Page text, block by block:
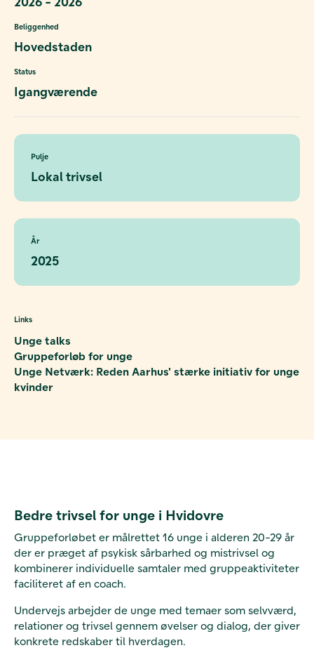
Beliggenhed
Hovedstaden
Status
Igangværende
Pulje
Lokal trivsel
År
2025
Links
Unge talks
Gruppeforløb for unge
Unge Netværk: Reden Aarhus' stærke initiativ for unge
kvinder
Bedre trivsel for unge i Hvidovre
Gruppeforløbet er målrettet 16 unge i alderen 20-29 år
der er præget af psykisk sårbarhed og mistrivsel og
kombinerer individuelle samtaler med gruppeaktiviteter
faciliteret af en coach.
Undervejs arbejder de unge med temaer som selvværd,
relationer og trivsel gennem øvelser og dialog, der giver
konkrete redskaber til hverdagen.